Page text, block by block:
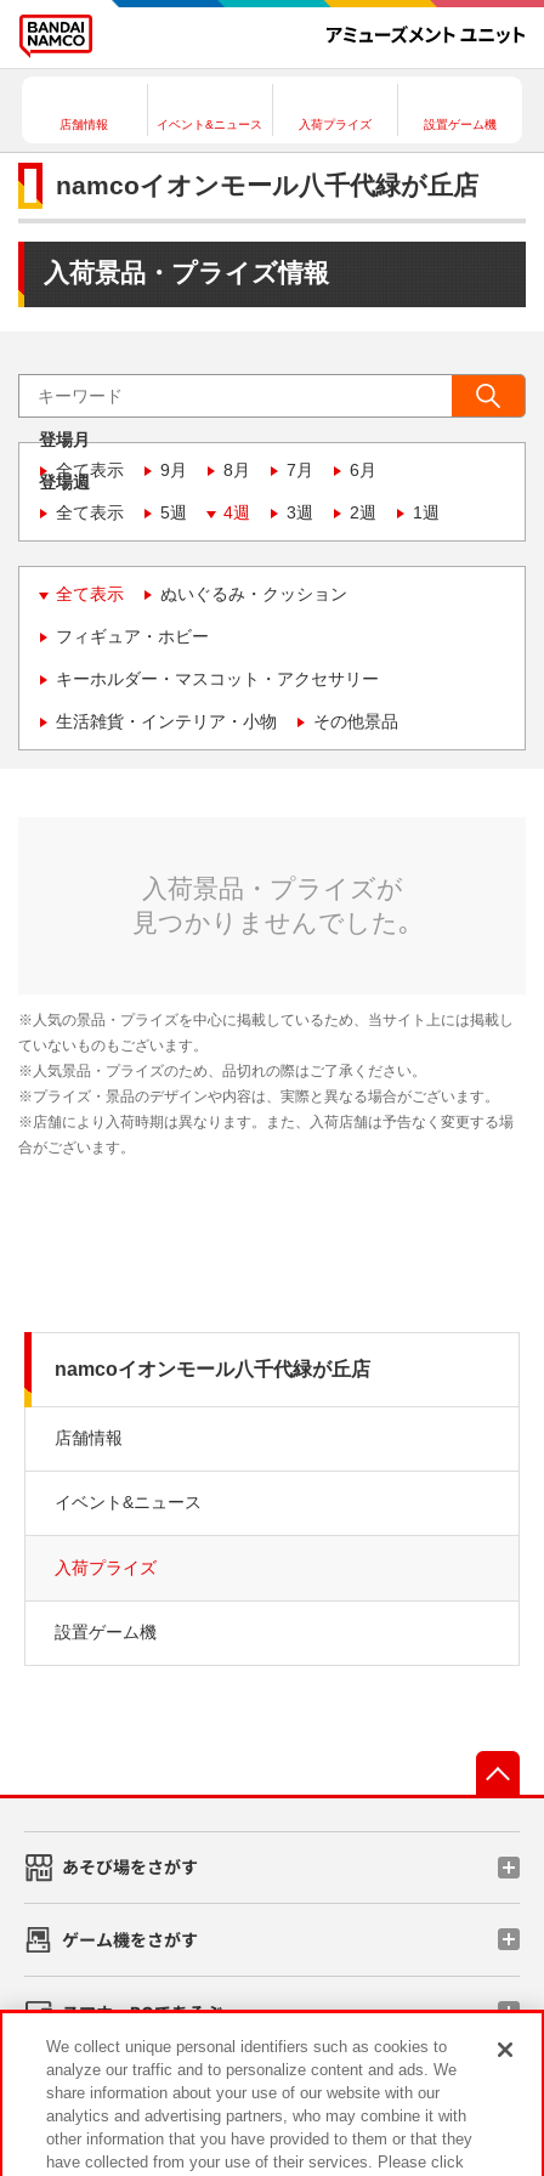
店舗情報 イベント&ニュース 入荷プライズ 設置ゲーム機
namcoイオンモール八千代緑が丘店
入荷景品・プライズ情報
登場月
全て表示
9月 8月 7月 6月
登場週
全て表示
5週 4週 3週 2週 1週
全て表示 ぬいぐるみ・クッション
フィギュア・ホビー
キーホルダー・マスコット・アクセサリー
生活雑貨・インテリア・小物 その他景品
namcoイオンモール八千代緑が丘店
店舗情報
イベント&ニュース
入荷プライズ
設置ゲーム機
あそび場をさがす
ゲーム機をさがす
スマホ・PCであそぶ
イベント・キャンペーン
We collect unique personal identifiers such as cookies to
analyze our traffic and to personalize content and ads. We
share information about your use of our website with our
analytics and advertising partners, who may combine it with
other information that you have provided to them or that they
have collected from your use of their services. Please click